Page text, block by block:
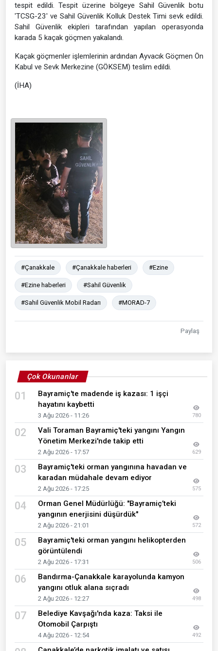
tespit edildi. Tespit üzerine bölgeye Sahil Güvenlik botu
'TCSG-23' ve Sahil Güvenlik Kolluk Destek Timi sevk edildi.
Sahil Güvenlik ekipleri tarafından yapılan operasyonda
karada 5 kaçak göçmen yakalandı.
Kaçak göçmenler işlemlerinin ardından Ayvacık Göçmen Ön
Kabul ve Sevk Merkezine (GÖKSEM) teslim edildi.
(İHA)
#Çanakkale #Çanakkale haberleri #Ezine
#Ezine haberleri #Sahil Güvenlik
#Sahil Güvenlik Mobil Radarı #MORAD-7
Paylaş
Çok Okunanlar
01
Bayramiç'te madende iş kazası: 1 işçi
hayatını kaybetti
3 Ağu 2026 - 11:26 780
02
Vali Toraman Bayramiç'teki yangını Yangın
Yönetim Merkezi'nde takip etti
2 Ağu 2026 - 17:57 629
03
Bayramiç'teki orman yangınına havadan ve
karadan müdahale devam ediyor
2 Ağu 2026 - 17:25 575
04
Orman Genel Müdürlüğü: "Bayramiç’teki
yangının enerjisini düşürdük"
2 Ağu 2026 - 21:01 572
05
Bayramiç'teki orman yangını helikopterden
görüntülendi
2 Ağu 2026 - 17:31 506
06
Bandırma-Çanakkale karayolunda kamyon
yangını otluk alana sıçradı
2 Ağu 2026 - 12:27 498
07
Belediye Kavşağı'nda kaza: Taksi ile
Otomobil Çarpıştı
4 Ağu 2026 - 12:54 492